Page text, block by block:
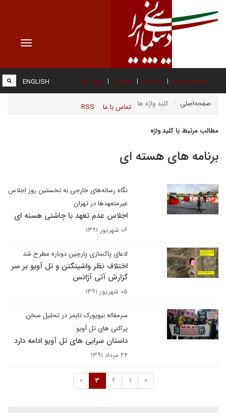
Toggle
صفحه نخست درباره ما عضویت پیوند ها
تماس با ما RSS
ENGLISH
صفحه‌اصلی کلید واژه ها
مطالب مرتبط با کلید واژه
برنامه های هسته ای
نگاه رسانه‌های خارجی به نخستین روز اجلاس
غیرمتعهدها در تهران
اجلاس عدم تعهد با چاشنی هسته ای
۰۶ شهریور ۱۳۹۱
ادعای پاکسازی پارچین دوباره مطرح شد
اختلاف نظر واشینگتن و تل آویو بر سر
گزارش آتی آژانس
۰۵ شهریور ۱۳۹۱
سرمقاله نیویورک تایمز در تحلیل سخن
پراکنی های تل آویو
داستان سرایی های تل آویو ادامه دارد
۲۴ مرداد ۱۳۹۱
«
1
2
3
»